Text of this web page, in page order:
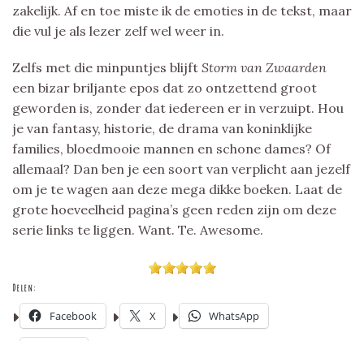
zakelijk. Af en toe miste ik de emoties in de tekst, maar
die vul je als lezer zelf wel weer in.
Zelfs met die minpuntjes blijft Storm van Zwaarden
een bizar briljante epos dat zo ontzettend groot
geworden is, zonder dat iedereen er in verzuipt. Hou
je van fantasy, historie, de drama van koninklijke
families, bloedmooie mannen en schone dames? Of
allemaal? Dan ben je een soort van verplicht aan jezelf
om je te wagen aan deze mega dikke boeken. Laat de
grote hoeveelheid pagina’s geen reden zijn om deze
serie links te liggen. Want. Te. Awesome.
Delen:
Facebook X WhatsApp